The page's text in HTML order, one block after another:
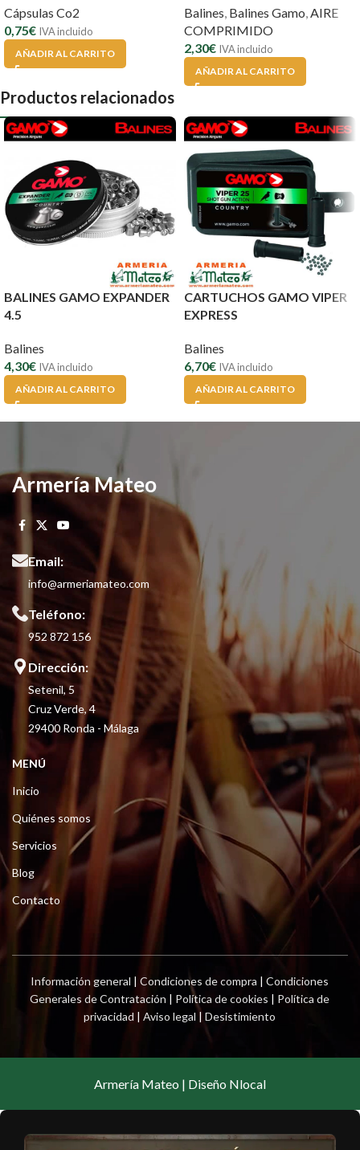
Cápsulas Co2
0,75€ IVA incluido
AÑADIR AL CARRITO
Balines, Balines Gamo,AIRE
COMPRIMIDO
2,30€ IVA incluido
AÑADIR AL CARRITO
Productos relacionados
BALINES GAMO EXPANDER
4.5
Balines
4,30€ IVA incluido
AÑADIR AL CARRITO
CARTUCHOS GAMO VIPER
EXPRESS
Balines
6,70€ IVA incluido
AÑADIR AL CARRITO
Armería Mateo
Email:
info@armeriamateo.com
Teléfono:
952 872 156
Dirección:
Setenil, 5
Cruz Verde, 4
29400 Ronda - Málaga
MENÚ
Inicio
Quiénes somos
Servicios
Blog
Contacto
Información general |Condiciones de compra |Condiciones
Generales de Contratación | Política de cookies | Política de
privacidad |Aviso legal |Desistimiento
Armería Mateo | Diseño Nlocal